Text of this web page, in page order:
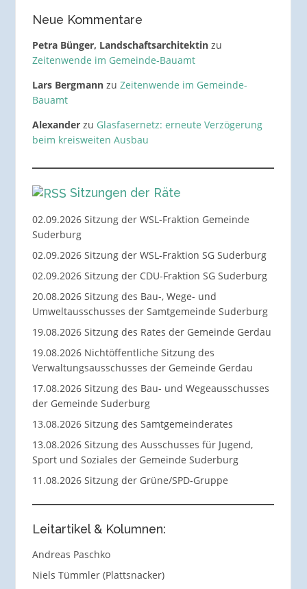
Neue Kommentare
Petra Bünger, Landschaftsarchitektinzu
Zeitenwende im Gemeinde-Bauamt
Lars Bergmannzu Zeitenwende im Gemeinde-
Bauamt
Alexanderzu Glasfasernetz: erneute Verzögerung
beim kreisweiten Ausbau
Sitzungen der Räte
02.09.2026 Sitzung der WSL-Fraktion Gemeinde
Suderburg
02.09.2026 Sitzung der WSL-Fraktion SG Suderburg
02.09.2026 Sitzung der CDU-Fraktion SG Suderburg
20.08.2026 Sitzung des Bau-, Wege- und
Umweltausschusses der Samtgemeinde Suderburg
19.08.2026 Sitzung des Rates der Gemeinde Gerdau
19.08.2026 Nichtöffentliche Sitzung des
Verwaltungsausschusses der Gemeinde Gerdau
17.08.2026 Sitzung des Bau- und Wegeausschusses
der Gemeinde Suderburg
13.08.2026 Sitzung des Samtgemeinderates
13.08.2026 Sitzung des Ausschusses für Jugend,
Sport und Soziales der Gemeinde Suderburg
11.08.2026 Sitzung der Grüne/SPD-Gruppe
Leitartikel & Kolumnen:
Andreas Paschko
Niels Tümmler (Plattsnacker)